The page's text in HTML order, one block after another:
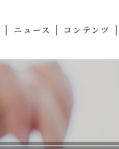
ニュース コンテンツ